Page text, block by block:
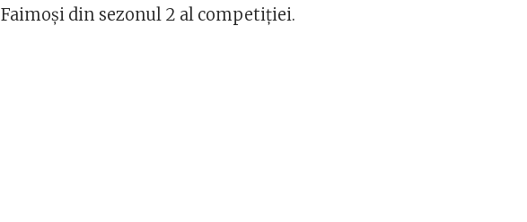
Faimoși din sezonul 2 al competiției.